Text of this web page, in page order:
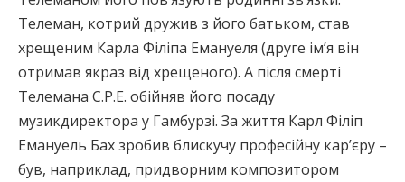
Телеман, котрий дружив з його батьком, став
хрещеним Карла Філіпа Емануеля (друге ім’я він
отримав якраз від хрещеного). А після смерті
Телемана C.P.E. обійняв його посаду
музикдиректора у Гамбурзі. За життя Карл Філіп
Емануель Бах зробив блискучу професійну кар’єру –
був, наприклад, придворним композитором